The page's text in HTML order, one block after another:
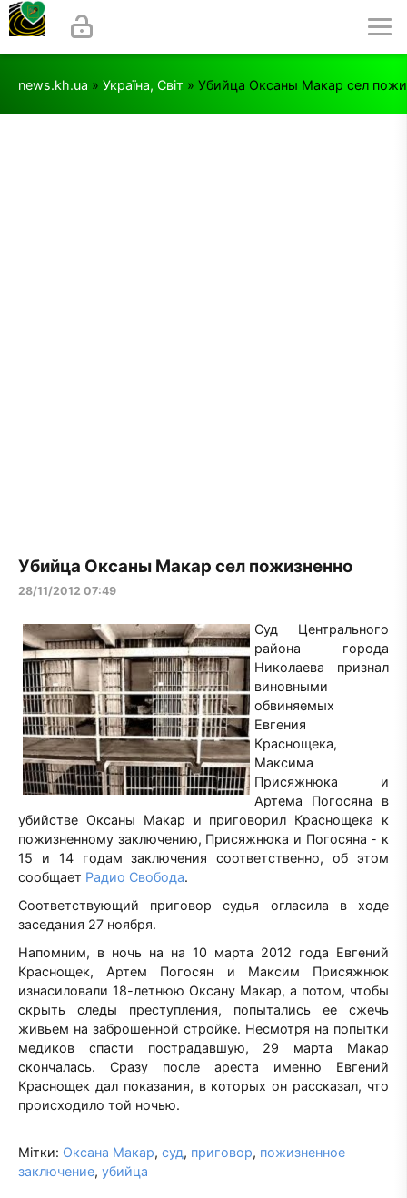
news.kh.ua » Україна, Світ » Убийца Оксаны Макар сел
Убийца Оксаны Макар сел пожизненно
28/11/2012 07:49
Суд Центрального
района города
Николаева признал
виновными
обвиняемых
Евгения
Краснощека,
Максима
Присяжнюка и
Артема Погосяна в
убийстве Оксаны Макар и приговорил Краснощека к
пожизненному заключению, Присяжнюка и Погосяна - к
15 и 14 годам заключения соответственно, об этом
сообщает Радио Свобода.
Соответствующий приговор судья огласила в ходе
заседания 27 ноября.
Напомним, в ночь на на 10 марта 2012 года Евгений
Краснощек, Артем Погосян и Максим Присяжнюк
изнасиловали 18-летнюю Оксану Макар, а потом, чтобы
скрыть следы преступления, попытались ее сжечь
живьем на заброшенной стройке. Несмотря на попытки
медиков спасти пострадавшую, 29 марта Макар
скончалась. Сразу после ареста именно Евгений
Краснощек дал показания, в которых он рассказал, что
происходило той ночью.
Мітки: Оксана Макар, суд, приговор, пожизненное
заключение, убийца